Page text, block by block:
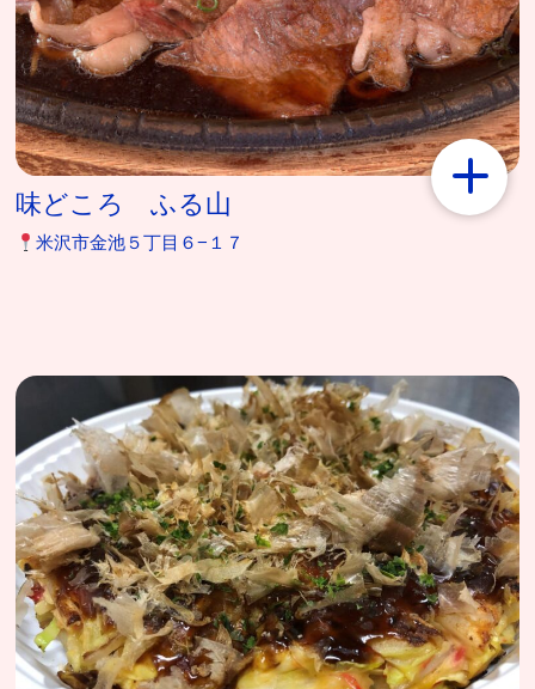
味どころ ふる山
米沢市金池５丁目６−１７